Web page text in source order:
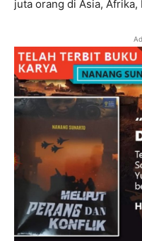
juta orang di Asia, Afrika,